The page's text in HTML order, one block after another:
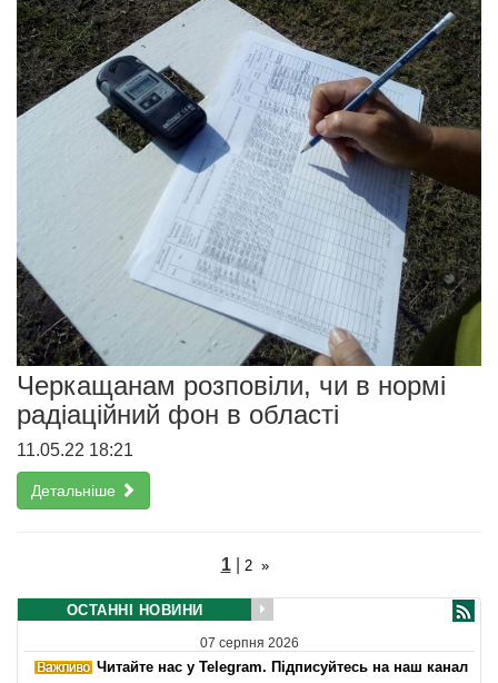
Черкащанам розповіли, чи в нормі
радіаційний фон в області
11.05.22 18:21
Детальніше
1| 2 »
ОСТАННІ НОВИНИ
07 серпня 2026
Читайте нас у Telegram. Підписуйтесь на наш канал